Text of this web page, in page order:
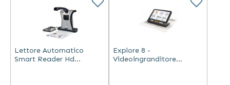
Lettore Automatico
Smart Reader Hd
Explore 8 -
Videoingranditore